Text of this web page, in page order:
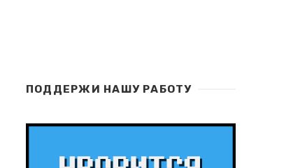
ПОДДЕРЖИ НАШУ РАБОТУ